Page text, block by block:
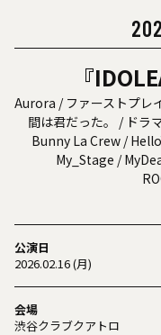
『
Aurora / ファーストプレ
間は君だった。 / ドラ
Bunny La Crew /
My_Stage /
公演日
2026.02.16 (月)
会場
渋谷クラブクアトロ